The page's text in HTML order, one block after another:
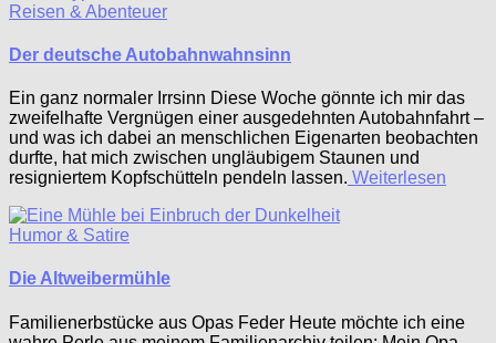
Reisen & Abenteuer
Der deutsche Autobahnwahnsinn
Ein ganz normaler Irrsinn Diese Woche gönnte ich mir das
zweifelhafte Vergnügen einer ausgedehnten Autobahnfahrt –
und was ich dabei an menschlichen Eigenarten beobachten
durfte, hat mich zwischen ungläubigem Staunen und
resigniertem Kopfschütteln pendeln lassen. Weiterlesen
Humor & Satire
Die Altweibermühle
Familienerbstücke aus Opas Feder Heute möchte ich eine